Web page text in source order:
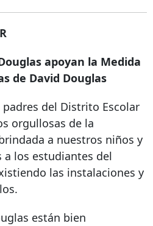
apoyan la Medida
de David Douglas
del Distrito Escolar
orgullosas de la
a nuestros niños y
a los estudiantes del
las instalaciones y
están bien